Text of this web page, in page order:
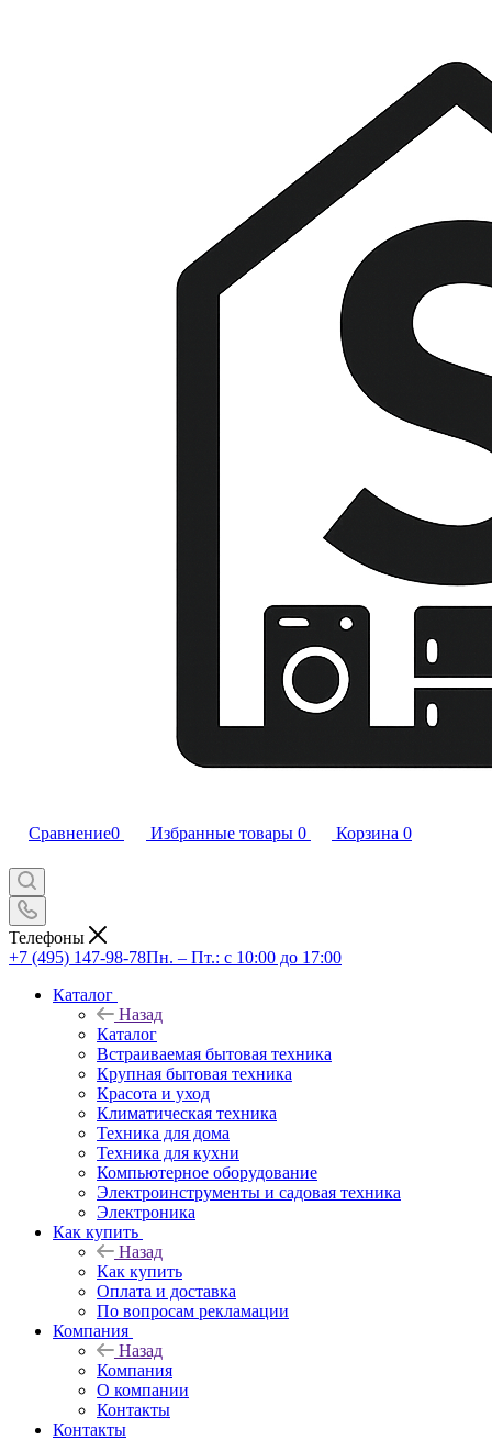
Сравнение0 Избранные товары 0 Корзина 0
Телефоны
+7 (495) 147-98-78Пн. – Пт.: с 10:00 до 17:00
Каталог
Назад
Каталог
Встраиваемая бытовая техника
Крупная бытовая техника
Красота и уход
Климатическая техника
Техника для дома
Техника для кухни
Компьютерное оборудование
Электроинструменты и садовая техника
Электроника
Как купить
Назад
Как купить
Оплата и доставка
По вопросам рекламации
Компания
Назад
Компания
О компании
Контакты
Контакты